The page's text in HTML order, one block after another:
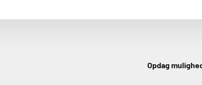
Opdag